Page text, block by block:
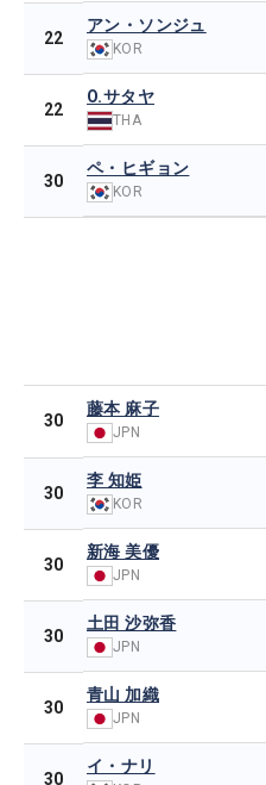
22
アン・ソンジュ
KOR
22
O.サタヤ
THA
30
ペ・ヒギョン
KOR
30
藤本 麻子
JPN
30
李 知姫
KOR
30
新海 美優
JPN
30
土田 沙弥香
JPN
30
青山 加織
JPN
30
イ・ナリ